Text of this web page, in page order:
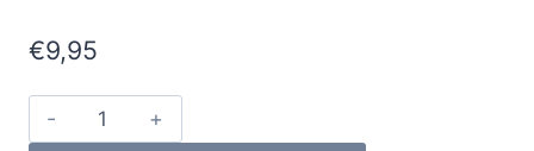
€9,95